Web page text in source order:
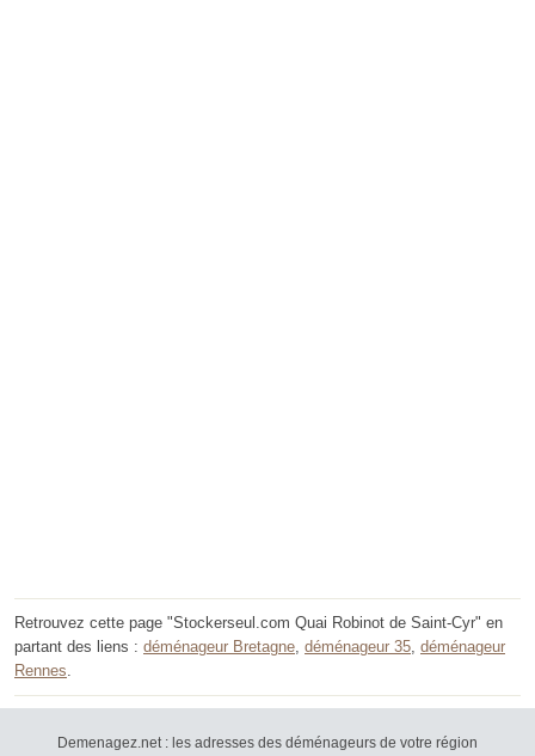
Retrouvez cette page "Stockerseul.com Quai Robinot de Saint-Cyr" en
partant des liens : déménageur Bretagne déménageur 35 déménageur
Rennes
Demenagez.net : les adresses des déménageurs de votre région